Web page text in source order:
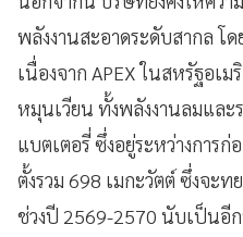
พลังงานสะอาดระดับสากล โด
เนื่องจาก APEX ในสหรัฐอเม
หมุนเวียน ทั้งพลังงานลมและ
แบตเตอรี่ ซึ่งอยู่ระหว่างการก่
ตั้งรวม 698 เมกะวัตต์ ซึ่งจะ
ช่วงปี 2569-2570 นับเป็นอี